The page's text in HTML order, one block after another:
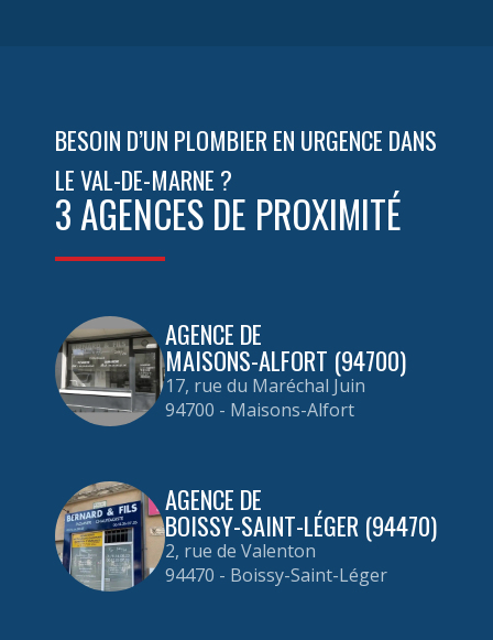
BESOIN D’UN PLOMBIER EN URGENCE DANS
LE VAL-DE-MARNE ?
3 AGENCES DE PROXIMITÉ
AGENCE DE
MAISONS-ALFORT (94700)
17, rue du Maréchal Juin
94700 - Maisons-Alfort
AGENCE DE
BOISSY-SAINT-LÉGER (94470)
2, rue de Valenton
94470 - Boissy-Saint-Léger